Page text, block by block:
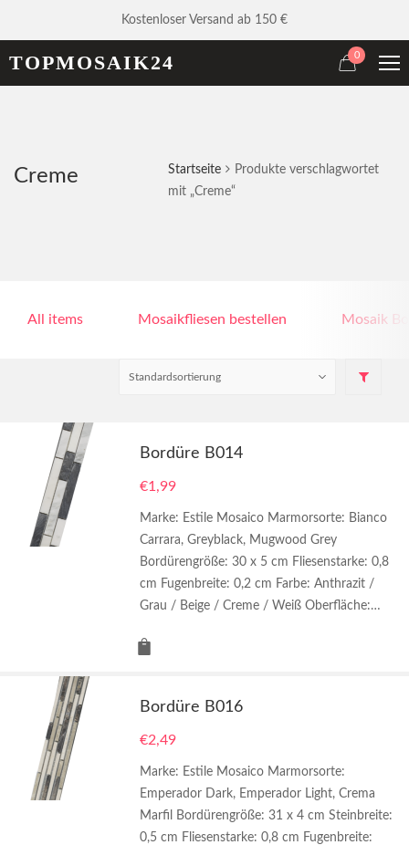
Kostenloser Versand ab 150 €
TOPMOSAIK24 0
Creme Startseite
Produkte verschlagwortet
mit „Creme“
All items Mosaikfliesen bestellen Mosaik
Bordüre B014
€1,99
Marke: Estile Mosaico Marmorsorte: Bianco
Carrara, Greyblack, Mugwood Grey
Bordürengröße: 30 x 5 cm Fliesenstarke: 0,8
cm Fugenbreite: 0,2 cm Farbe: Anthrazit /
Grau / Beige / Creme / Weiß Oberfläche:…
Bordüre B016
€2,49
Marke: Estile Mosaico Marmorsorte:
Emperador Dark, Emperador Light, Crema
Marfil Bordürengröße: 31 x 4 cm Steinbreite:
0,5 cm Fliesenstarke: 0,8 cm Fugenbreite: